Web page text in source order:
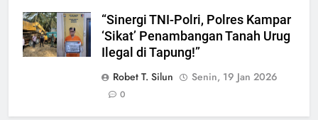
“Sinergi TNI-Polri, Polres Kampar
‘Sikat’ Penambangan Tanah Urug
Ilegal di Tapung!”
Robet T. Silun
Senin, 19 Jan 2026
0